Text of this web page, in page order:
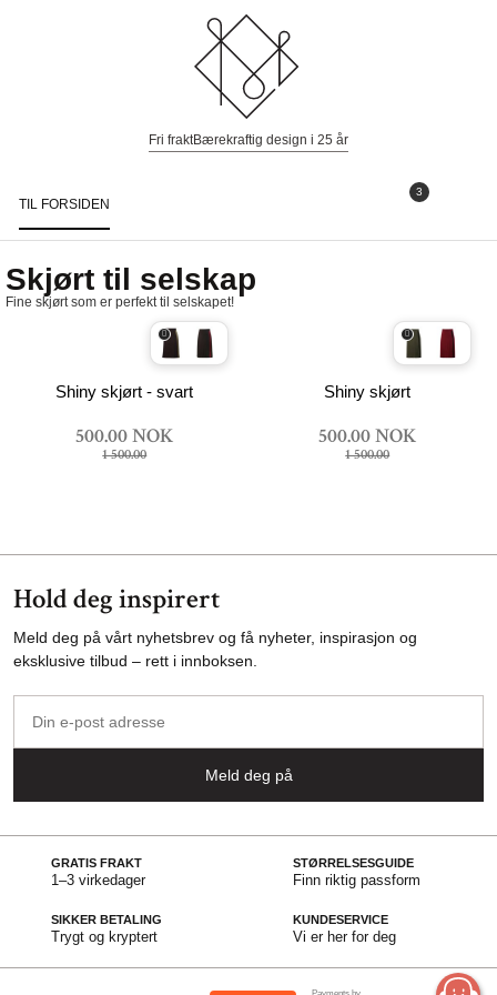
Fri fraktBærekraftig design i 25 år
3
TIL FORSIDEN
Skjørt til selskap
Fine skjørt som er perfekt til selskapet!
Shiny skjørt - svart
500.00 NOK
1 500.00
Shiny skjørt
500.00 NOK
1 500.00
Hold deg inspirert
Meld deg på vårt nyhetsbrev og få nyheter, inspirasjon og
eksklusive tilbud – rett i innboksen.
post
Meld deg på
GRATIS FRAKT
1–3 virkedager
STØRRELSESGUIDE
Finn riktig passform
SIKKER BETALING
Trygt og kryptert
KUNDESERVICE
Vi er her for deg